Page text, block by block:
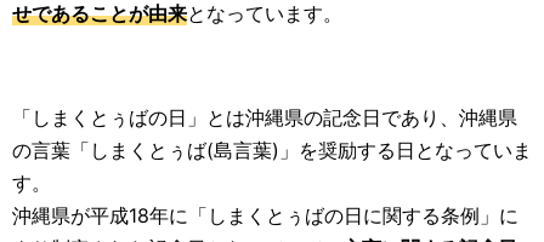
せであることが由来となっています。
「しまくとぅばの日」とは沖縄県の記念日であり、沖縄県
の言葉「しまくとぅば(島言葉)」を奨励する日となっていま
す。
沖縄県が平成18年に「しまくとぅばの日に関する条例」に